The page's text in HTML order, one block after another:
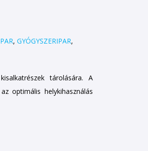
, GYÓGYSZERIPAR,
tárolására. A
optimális helykihasználás